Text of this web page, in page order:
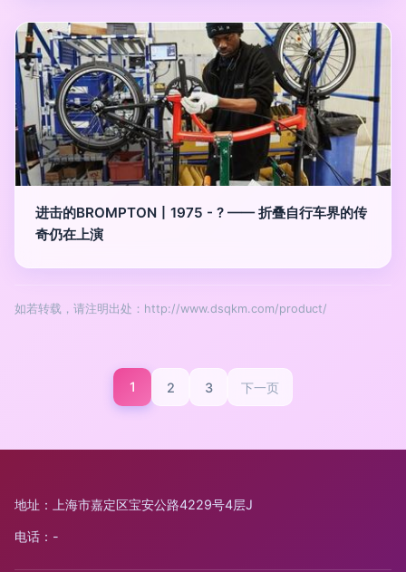
进击的BROMPTON丨1975 - ? —— 折叠自行车界的传
奇仍在上演
如若转载，请注明出处：http://www.dsqkm.com/product/
1 2 3 下一页
地址：上海市嘉定区宝安公路4229号4层J
电话：-